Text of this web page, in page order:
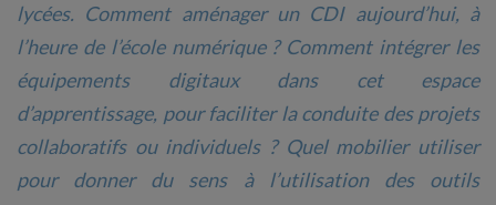
lycées. Comment aménager un CDI aujourd’hui, à
l’heure de l’école numérique ? Comment intégrer les
équipements digitaux dans cet espace
d’apprentissage, pour faciliter la conduite des projets
collaboratifs ou individuels ? Quel mobilier utiliser
pour donner du sens à l’utilisation des outils